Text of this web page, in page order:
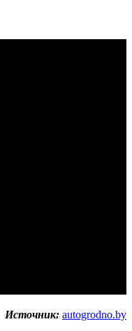
Источник: autogrodno.by